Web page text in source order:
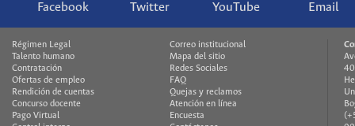
Facebook Twitter YouTube Email
Régimen Legal
Talento humano
Contratación
Ofertas de empleo
Rendición de cuentas
Concurso docente
Pago Virtual
Correo institucional
Mapa del sitio
Redes Sociales
FAQ
Quejas y reclamos
Atención en línea
Encuesta